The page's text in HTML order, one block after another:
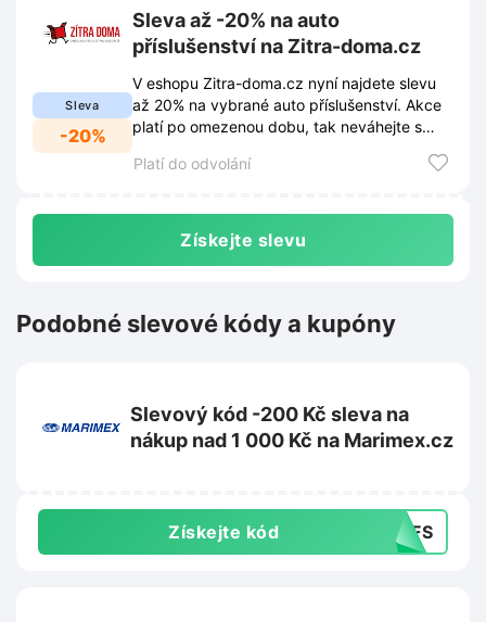
Sleva
-20%
Sleva až -20% na auto
příslušenství na Zitra-doma.cz
V eshopu Zitra-doma.cz nyní najdete slevu
až 20% na vybrané auto příslušenství. Akce
platí po omezenou dobu, tak neváhejte s
Platí do odvolání
Získejte slevu
Podobné slevové kódy a kupóny
Slevový kód -200 Kč sleva na
nákup nad 1 000 Kč na Marimex.cz
Získejte kód 54FS